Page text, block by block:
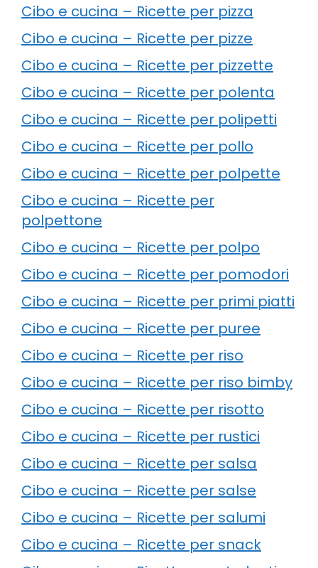
Cibo e cucina – Ricette per pizza
Cibo e cucina – Ricette per pizze
Cibo e cucina – Ricette per pizzette
Cibo e cucina – Ricette per polenta
Cibo e cucina – Ricette per polipetti
Cibo e cucina – Ricette per pollo
Cibo e cucina – Ricette per polpette
Cibo e cucina – Ricette per
polpettone
Cibo e cucina – Ricette per polpo
Cibo e cucina – Ricette per pomodori
Cibo e cucina – Ricette per primi piatti
Cibo e cucina – Ricette per puree
Cibo e cucina – Ricette per riso
Cibo e cucina – Ricette per riso bimby
Cibo e cucina – Ricette per risotto
Cibo e cucina – Ricette per rustici
Cibo e cucina – Ricette per salsa
Cibo e cucina – Ricette per salse
Cibo e cucina – Ricette per salumi
Cibo e cucina – Ricette per snack